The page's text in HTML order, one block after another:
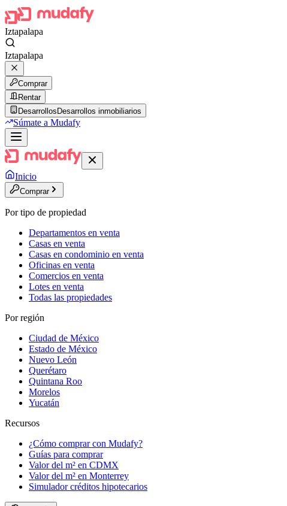
Iztapalapa
Iztapalapa
Comprar
Rentar
Desarrollos Desarrollos inmobiliarios
Súmate a Mudafy
Inicio
Comprar
Por tipo de propiedad
Departamentos en venta
Casas en venta
Casas en condominio en venta
Oficinas en venta
Comercios en venta
Lotes en venta
Todas las propiedades
Por región
Ciudad de México
Estado de México
Nuevo León
Querétaro
Quintana Roo
Morelos
Yucatán
Recursos
¿Cómo comprar con Mudafy?
Guías para comprar
Valor del m² en CDMX
Valor del m² en Monterrey
Simulador créditos hipotecarios